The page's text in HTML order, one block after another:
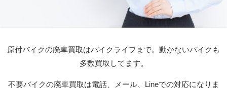
原付バイクの廃車買取はバイクライフまで。動かないバイクも
多数買取してます。
不要バイクの廃車買取は電話、メール、Lineでの対応になりま